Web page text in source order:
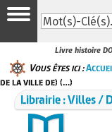
Livre histoire
Vous êtes ici :
de la ville de) (…)
Librairie : Villes /